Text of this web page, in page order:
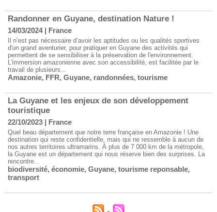
Randonner en Guyane, destination Nature !
14/03/2024| France
Il n’est pas nécessaire d’avoir les aptitudes ou les qualités sportives
d'un grand aventurier, pour pratiquer en Guyane des activités qui
permettent de se sensibiliser à la préservation de l'environnement.
L'immersion amazonienne avec son accessibilité, est facilitée par le
travail de plusieurs...
Amazonie, FFR, Guyane, randonnées, tourisme
La Guyane et les enjeux de son développement
touristique
22/10/2023 | France
Quel beau département que notre terre française en Amazonie ! Une
destination qui reste confidentielle, mais qui ne ressemble à aucun de
nos autres territoires ultramarins. À plus de 7 000 km de la métropole,
la Guyane est un département qui nous réserve bien des surprises. La
rencontre...
biodiversité, économie, Guyane, tourisme reponsable,
transport